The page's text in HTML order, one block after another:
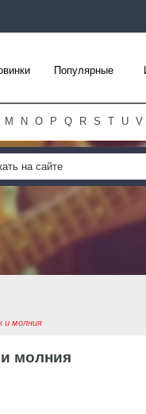
Популярные
M N O P Q R S T U V
и молния
молния